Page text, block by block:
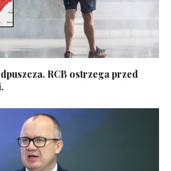
RCB ostrzega przed